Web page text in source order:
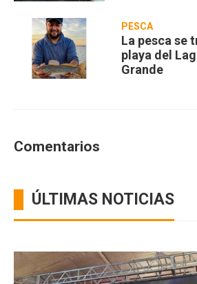
PESCA
La pesca se
playa del
Grande
Comentarios
ÚLTIMAS NOTICIAS